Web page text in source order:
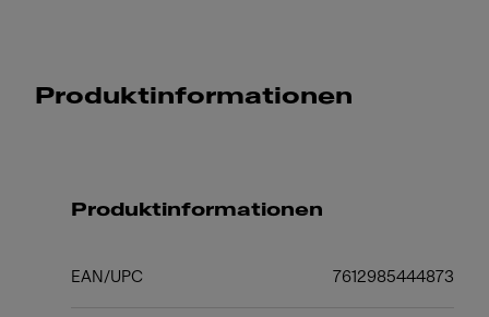
Produktinformationen
Produktinformationen
EAN/UPC 7612985444873